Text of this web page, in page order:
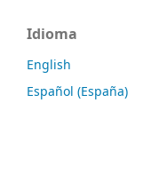
Idioma
English
Español (España)